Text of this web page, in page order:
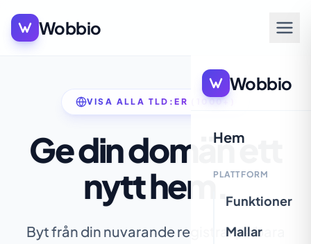
Wobbio
Wobbio
Hem
PLATTFORM
Funktioner
Mallar
VISA ALLA TLD:ER (1000+)
Ge din domän ett
nytt hem.
Byt från din nuvarande registrar på bara